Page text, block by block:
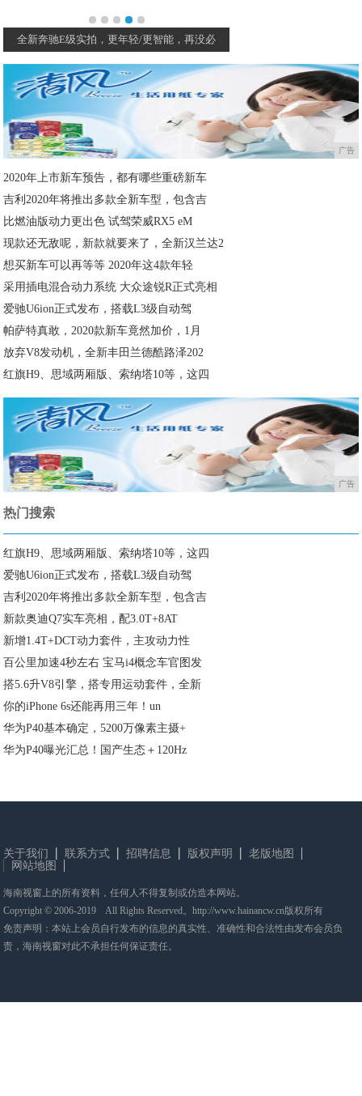
7.6秒破百，哈弗H6 GT上市，13万
广告
2020年上市新车预告，都有哪些重磅新车
吉利2020年将推出多款全新车型，包含吉
比燃油版动力更出色 试驾荣威RX5 eM
现款还无敌呢，新款就要来了，全新汉兰达2
想买新车可以再等等 2020年这4款年轻
采用插电混合动力系统 大众途锐R正式亮相
爱驰U6ion正式发布，搭载L3级自动驾
帕萨特真敢，2020款新车竟然加价，1月
放弃V8发动机，全新丰田兰德酷路泽202
红旗H9、思域两厢版、索纳塔10等，这四
广告
热门搜索
红旗H9、思域两厢版、索纳塔10等，这四
爱驰U6ion正式发布，搭载L3级自动驾
吉利2020年将推出多款全新车型，包含吉
新款奥迪Q7实车亮相，配3.0T+8AT
新增1.4T+DCT动力套件，主攻动力性
百公里加速4秒左右 宝马i4概念车官图发
搭5.6升V8引擎，搭专用运动套件，全新
你的iPhone 6s还能再用三年！un
华为P40基本确定，5200万像素主摄+
华为P40曝光汇总！国产生态＋120Hz
关于我们 联系方式 招聘信息 版权声明
老版地图
网站地图
海南视窗上的所有资料，任何人不得复制或仿造本网站。
Copyright © 2006-2019 All Rights Reserved。http://www.hainancw.cn版权所有
免责声明：本站上会员自行发布的信息的真实性、准确性和合法性由发布会员负
责，海南视窗对此不承担任何保证责任。